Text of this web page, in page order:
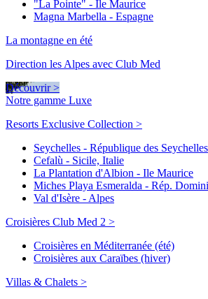
"La Pointe" - Ile Maurice
Magna Marbella - Espagne
La montagne en été
Direction les Alpes avec Club Med
Découvrir >
Notre gamme Luxe
Resorts Exclusive Collection >
Seychelles - République des Seychelles
Cefalù - Sicile, Italie
La Plantation d'Albion - Ile Maurice
Miches Playa Esmeralda - Rép.
Val d'Isère - Alpes
Croisières Club Med 2 >
Croisières en Méditerranée (été)
Croisières aux Caraïbes (hiver)
Villas & Chalets >